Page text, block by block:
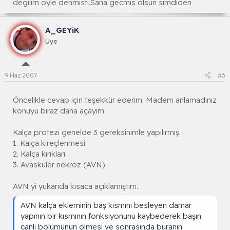
Operasyon sırasında ve sonrasında erken dönem
olası komplikasyonlar;
Enfeksiyon; İyi ameliyathane koşullarında protez
operasyonlarında enfeksiyon oranı % 2 civarındadır.
İyi ameliyathane koşulları denilirken "laminar air flow "
denilen özel mikrop bulaşmasını engelleyen bir
sistem bulunmasıdır. Normal ameliyathanelerde
olursa yeniden bir operasyonla ile eklemin yıkanması
gerekebilir. İleri enfeksiyonlarda operasyonda
durumda 6-12 hafta antibiotik kullanımı sonrası
yeniden protez konabilir.
Enfeksiyon olmaması için anestezi sırasında
kullanımına ameliyat sonrası da devam edilmektedir.
edilmektedir.
degilim öyle denmisti.Sana gecmis olsun simdiden
A_GEYiK
Üye
9 Haz 2007 #3
Öncelikle cevap için teşekkür ederim. Madem anlamadınız
konuyu biraz daha açayım.
Kalça protezi genelde 3 gereksinimle yapılırmış.
1. Kalça kireçlenmesi
2. Kalça kırıkları
3. Avasküler nekroz (AVN)
AVN yi yukarıda kısaca açıklamıştım.
AVN kalça ekleminin baş kısmını besleyen damar
yapının bir kısmının fonksiyonunu kaybederek başın
canlı bölümünün ölmesi ve sonrasında buranın